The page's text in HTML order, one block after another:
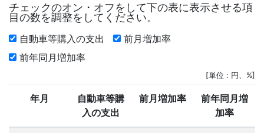
チェックのオン・オフをして下の表に表示させる項
目の数を調整をしてください。
自動車等購入の支出
前月増加率
前年同月増加率
[単位 : 円、%]
年月
自動車等購
入の支出
前月増加率
前年同月増
加率